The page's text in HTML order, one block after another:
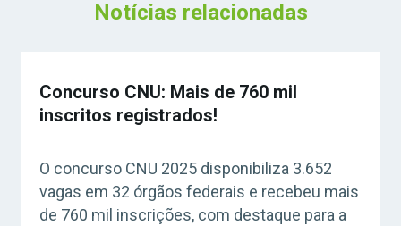
Notícias relacionadas
Concurso CNU: Mais de 760 mil
inscritos registrados!
O concurso CNU 2025 disponibiliza 3.652
vagas em 32 órgãos federais e recebeu mais
de 760 mil inscrições, com destaque para a